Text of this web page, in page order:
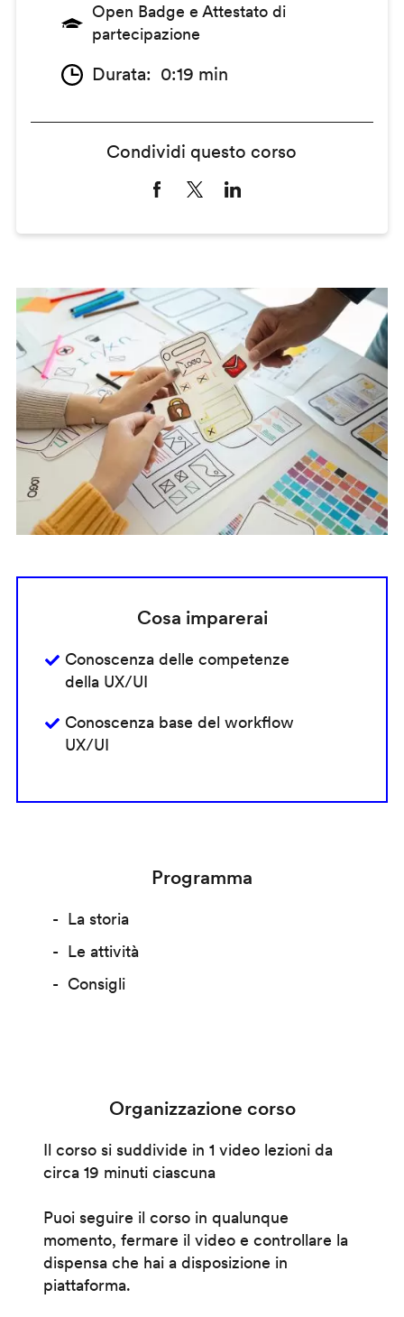
Open Badge e Attestato di
partecipazione
Durata 0:19 min
Condividi questo corso
Cosa imparerai
Conoscenza delle competenze
della UX/UI
Conoscenza base del workflow
UX/UI
Programma
La storia
Le attività
Consigli
Organizzazione corso
Il corso si suddivide in 1 video lezioni da
circa 19 minuti ciascuna
Puoi seguire il corso in qualunque
momento, fermare il video e controllare la
dispensa che hai a disposizione in
piattaforma.